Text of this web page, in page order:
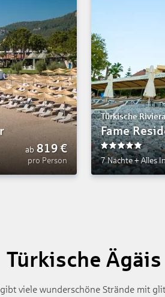
ab 819€
pro Person
Türkische Riviera
Fame
5
7 Nächte+Alles
Türkische Ägäis
viele wunderschöne Strände mit